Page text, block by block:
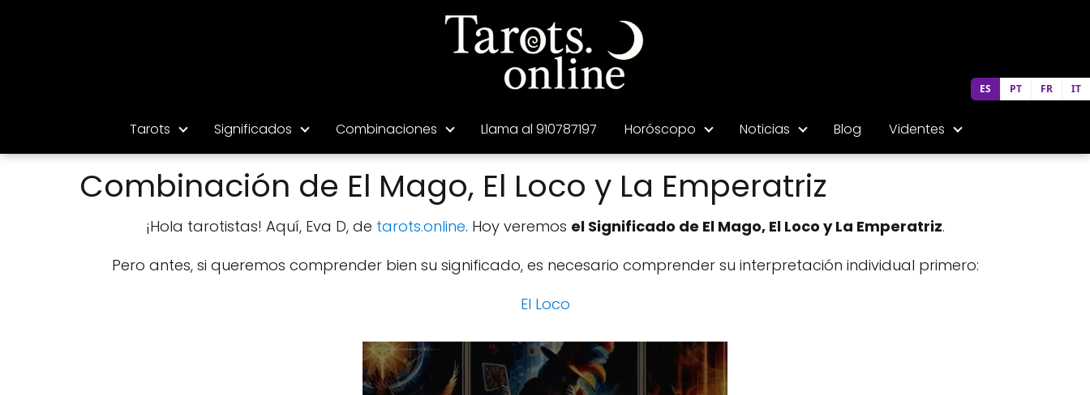
Tarots Significados Combinaciones Llama al 910787197 Horóscopo Noticias Blog Videntes
Combinación de El Mago, El Loco y La Emperatriz
¡Hola tarotistas! Aquí, Eva D, de tarots.online. Hoy veremos el Significado de El Mago, El Loco y La Emperatriz.
Pero antes, si queremos comprender bien su significado, es necesario comprender su interpretación individual primero:
El Loco
ES PT FR IT